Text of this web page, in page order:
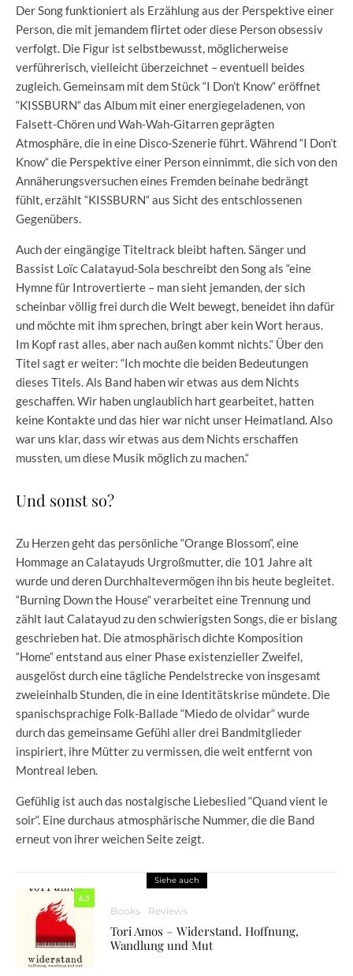
Der Song funktioniert als Erzählung aus der Perspektive einer
Person, die mit jemandem flirtet oder diese Person obsessiv
verfolgt. Die Figur ist selbstbewusst, möglicherweise
verführerisch, vielleicht überzeichnet – eventuell beides
zugleich. Gemeinsam mit dem Stück “I Don’t Know“ eröffnet
“KISSBURN“ das Album mit einer energiegeladenen, von
Falsett-Chören und Wah-Wah-Gitarren geprägten
Atmosphäre, die in eine Disco-Szenerie führt. Während “I Don’t
Know“ die Perspektive einer Person einnimmt, die sich von den
Annäherungsversuchen eines Fremden beinahe bedrängt
fühlt, erzählt “KISSBURN“ aus Sicht des entschlossenen
Gegenübers.
Auch der eingängige Titeltrack bleibt haften. Sänger und
Bassist Loïc Calatayud-Sola beschreibt den Song als “eine
Hymne für Introvertierte – man sieht jemanden, der sich
scheinbar völlig frei durch die Welt bewegt, beneidet ihn dafür
und möchte mit ihm sprechen, bringt aber kein Wort heraus.
Im Kopf rast alles, aber nach außen kommt nichts.“ Über den
Titel sagt er weiter: “Ich mochte die beiden Bedeutungen
dieses Titels. Als Band haben wir etwas aus dem Nichts
geschaffen. Wir haben unglaublich hart gearbeitet, hatten
keine Kontakte und das hier war nicht unser Heimatland. Also
war uns klar, dass wir etwas aus dem Nichts erschaffen
mussten, um diese Musik möglich zu machen.“
Und sonst so?
Zu Herzen geht das persönliche “Orange Blossom“, eine
Hommage an Calatayuds Urgroßmutter, die 101 Jahre alt
wurde und deren Durchhaltevermögen ihn bis heute begleitet.
“Burning Down the House“ verarbeitet eine Trennung und
zählt laut Calatayud zu den schwierigsten Songs, die er bislang
geschrieben hat. Die atmosphärisch dichte Komposition
“Home“ entstand aus einer Phase existenzieller Zweifel,
ausgelöst durch eine tägliche Pendelstrecke von insgesamt
zweieinhalb Stunden, die in eine Identitätskrise mündete. Die
spanischsprachige Folk-Ballade “Miedo de olvidar“ wurde
durch das gemeinsame Gefühl aller drei Bandmitglieder
inspiriert, ihre Mütter zu vermissen, die weit entfernt von
Montreal leben.
Gefühlig ist auch das nostalgische Liebeslied “Quand vient le
soir“. Eine durchaus atmosphärische Nummer, die die Band
erneut von ihrer weichen Seite zeigt.
Siehe auch
6.5
Books Reviews
Tori Amos – Widerstand. Hoffnung,
Wandlung und Mut